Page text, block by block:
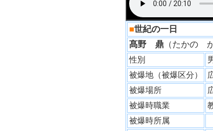
■世紀の一日
髙野 鼎 （たかの
性別
被爆地（被爆区分）
被爆場所
被爆時職業
被爆時所属